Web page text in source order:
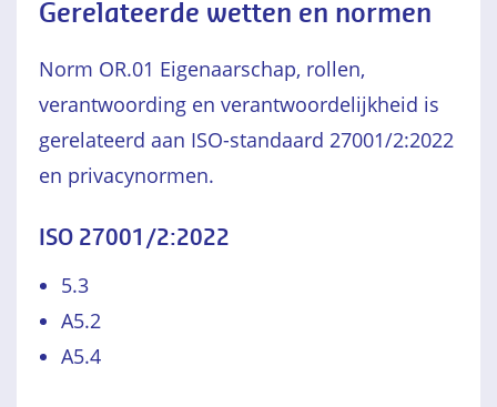
Gerelateerde wetten en normen
Norm OR.01 Eigenaarschap, rollen,
verantwoording en verantwoordelijkheid is
gerelateerd aan ISO-standaard 27001/2:2022
en privacynormen.
ISO 27001/2:2022
5.3
A5.2
A5.4